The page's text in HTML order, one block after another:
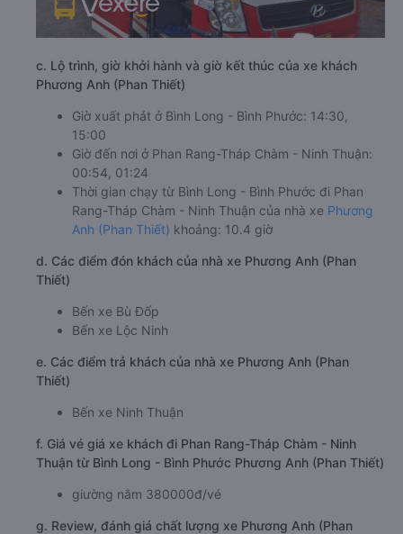
c. Lộ trình, giờ khởi hành và giờ kết thúc của xe khách
Phương Anh (Phan Thiết)
Giờ xuất phát ở Bình Long - Bình Phước: 14:30,
15:00
Giờ đến nơi ở Phan Rang-Tháp Chàm - Ninh Thuận:
00:54, 01:24
Thời gian chạy từ Bình Long - Bình Phước đi Phan
Rang-Tháp Chàm - Ninh Thuận của nhà xe Phương
Anh (Phan Thiết) khoảng: 10.4 giờ
d. Các điểm đón khách của nhà xe Phương Anh (Phan
Thiết)
Bến xe Bù Đốp
Bến xe Lộc Ninh
e. Các điểm trả khách của nhà xe Phương Anh (Phan
Thiết)
Bến xe Ninh Thuận
f. Giá vé giá xe khách đi Phan Rang-Tháp Chàm - Ninh
Thuận từ Bình Long - Bình Phước Phương Anh (Phan Thiết)
giường nằm 380000đ/vé
g. Review, đánh giá chất lượng xe Phương Anh (Phan